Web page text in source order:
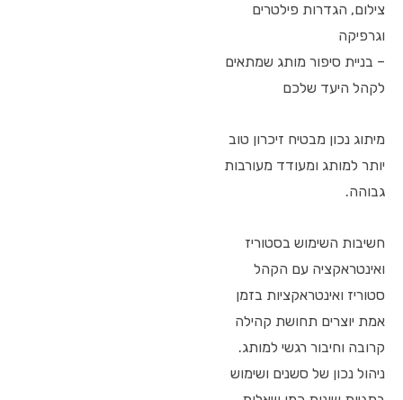
צילום, הגדרות פילטרים
וגרפיקה
– בניית סיפור מותג שמתאים
לקהל היעד שלכם
מיתוג נכון מבטיח זיכרון טוב
יותר למותג ומעודד מעורבות
גבוהה.
חשיבות השימוש בסטוריז
ואינטראקציה עם הקהל
סטוריז ואינטראקציות בזמן
אמת יוצרים תחושת קהילה
קרובה וחיבור רגשי למותג.
ניהול נכון של סשנים ושימוש